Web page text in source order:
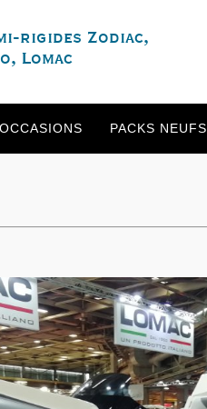
rigides Zodiac,
Lomac
OCCASIONS PACKS NEUFS